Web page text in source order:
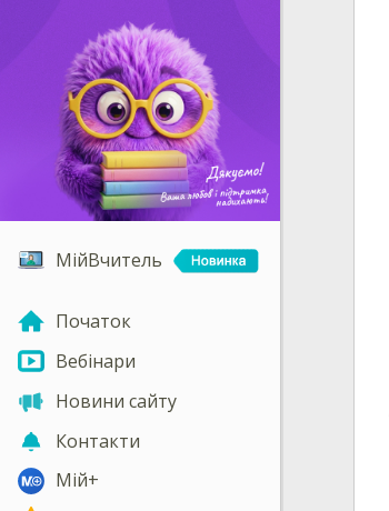
МійВчитель
Початок
Вебінари
Новини сайту
Контакти
Мій+